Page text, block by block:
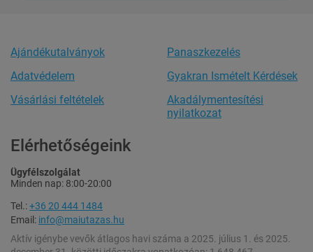
Ajándékutalványok
Adatvédelem
Vásárlási feltételek
Panaszkezelés
Gyakran Ismételt Kérdések
Akadálymentesítési
nyilatkozat
Elérhetőségeink
Ügyfélszolgálat
Minden nap: 8:00-20:00
Tel.:+36 20 444 1484
Email: info@maiutazas.hu
Aktív igénybe vevők átlagos havi száma a 2025. július 1. és 2025.